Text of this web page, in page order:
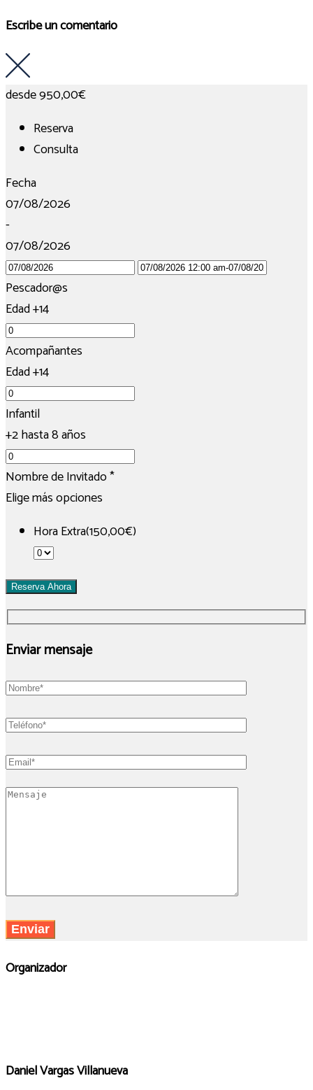
Escribe un comentario
desde950,00€
Reserva
Consulta
Fecha
07/08/2026
-
07/08/2026
Pescador@s
Edad +14
Acompañantes
Edad +14
Infantil
+2 hasta 8 años
Nombre de Invitado*
Elige más opciones
Hora Extra(150,00€)
Reserva Ahora
Enviar mensaje
Organizador
Daniel Vargas Villanueva